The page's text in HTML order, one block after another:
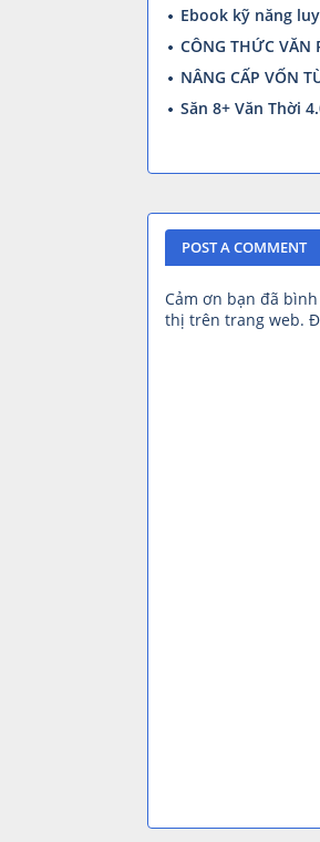
Ebook kỹ năng
CÔNG THỨC VĂN
NÂNG CẤP VỐN
Săn 8+ Văn Thời
POST A COMMENT
Cảm ơn bạn đã
thị trên trang web.